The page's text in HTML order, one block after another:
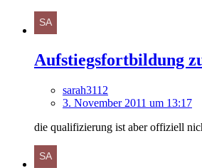
Aufstiegsfortbildung
sarah3112
3. November 2011 um 13:17
die qualifizierung ist aber offiziell